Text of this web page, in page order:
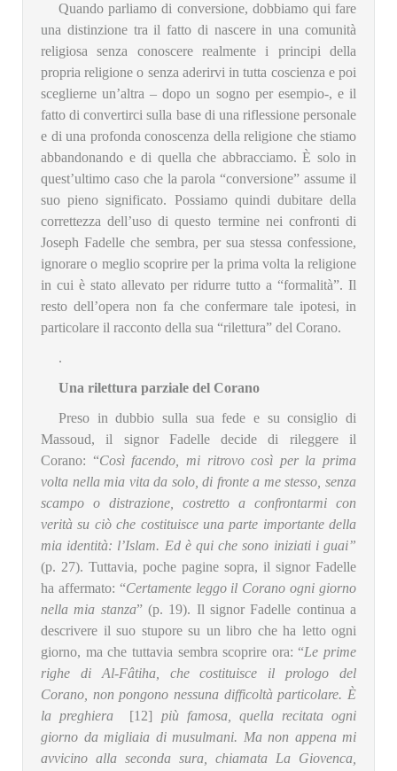
Quando parliamo di conversione, dobbiamo qui fare
una distinzione tra il fatto di nascere in una comunità
religiosa senza conoscere realmente i principi della
propria religione o senza aderirvi in ​​tutta coscienza e poi
sceglierne un’altra – dopo un sogno per esempio-, e il
fatto di convertirci sulla base di una riflessione personale
e di una profonda conoscenza della religione che stiamo
abbandonando e di quella che abbracciamo. È solo in
quest’ultimo caso che la parola “conversione” assume il
suo pieno significato. Possiamo quindi dubitare della
correttezza dell’uso di questo termine nei confronti di
Joseph Fadelle che sembra, per sua stessa confessione,
ignorare o meglio scoprire per la prima volta la religione
in cui è stato allevato per ridurre tutto a “formalità”. Il
resto dell’opera non fa che confermare tale ipotesi, in
particolare il racconto della sua “rilettura” del Corano.
.
Una rilettura parziale del Corano
Preso in dubbio sulla sua fede e su consiglio di
Massoud, il signor Fadelle decide di rileggere il
Corano: “Così facendo, mi ritrovo così per la prima
volta nella mia vita da solo, di fronte a me stesso, senza
scampo o distrazione, costretto a confrontarmi con
verità su ciò che costituisce una parte importante della
mia identità: l’Islam. Ed è qui che sono iniziati i guai”
(p. 27). Tuttavia, poche pagine sopra, il signor Fadelle
ha affermato: “Certamente leggo il Corano ogni giorno
nella mia stanza” (p. 19). Il signor Fadelle continua a
descrivere il suo stupore su un libro che ha letto ogni
giorno, ma che tuttavia sembra scoprire ora: “Le prime
righe di Al-Fâtiha, che costituisce il prologo del
Corano, non pongono nessuna difficoltà particolare. È
la preghiera [12] più famosa, quella recitata ogni
giorno da migliaia di musulmani. Ma non appena mi
avvicino alla seconda sura, chiamata La Giovenca,